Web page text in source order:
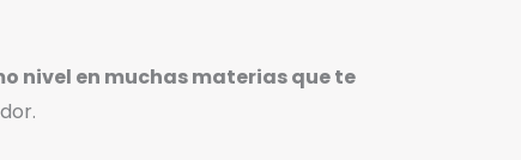
nivel en muchas materias que te